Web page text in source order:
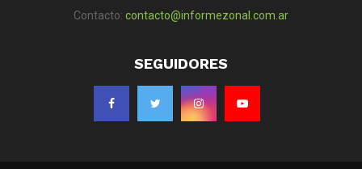
Contacto: contacto@informezonal.com.ar
SEGUIDORES